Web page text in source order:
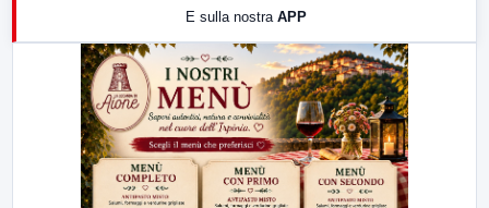
LabNews (replica)
E sulla nostra APP